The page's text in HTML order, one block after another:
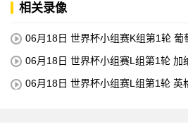
相关录像
06月18日 世界杯小组赛K组第1轮 葡
06月18日 世界杯小组赛L组第1轮 加
06月18日 世界杯小组赛L组第1轮 英